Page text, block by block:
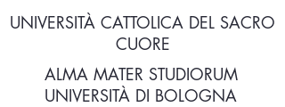
UNIVERSITÀ CATTOLICA DEL SACRO
CUORE
ALMA MATER STUDIORUM
UNIVERSITÀ DI BOLOGNA